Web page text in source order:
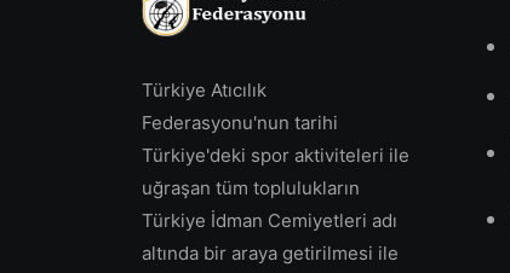
Türkiye Atıcılık
Federasyonu'nun tarihi
Türkiye'deki spor aktiviteleri ile
uğraşan tüm toplulukların
Türkiye İdman Cemiyetleri adı
altında bir araya getirilmesi ile